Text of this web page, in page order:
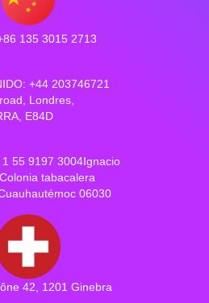
135 3015 2713
+44 203746721
Londres,
E84D
55 9197 3004Ignacio
tabacalera
06030
42, 1201 Ginebra